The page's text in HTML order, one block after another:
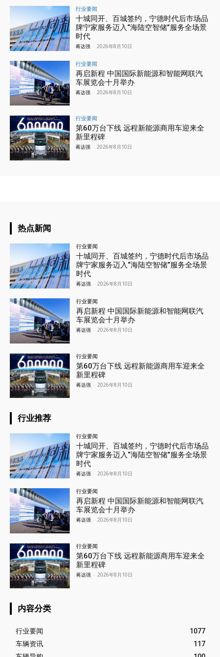
行业要闻
十城同开、百城签约，宁德时代后市场品
牌宁家服务迈入“海陆空智储”服务全场景
时代
蒋达强 - 2026年8月10日
行业要闻
再启新程 中国国际新能源和智能网联汽
车展览会十月举办
蒋达强 - 2026年8月10日
行业要闻
第60万台下线 远程新能源商用车迎来全
新里程碑
蒋达强 - 2026年8月10日
热点新闻
行业要闻
十城同开、百城签约，宁德时代后市场品
牌宁家服务迈入“海陆空智储”服务全场景
时代
蒋达强 - 2026年8月10日
行业要闻
再启新程 中国国际新能源和智能网联汽
车展览会十月举办
蒋达强 - 2026年8月10日
行业要闻
第60万台下线 远程新能源商用车迎来全
新里程碑
蒋达强 - 2026年8月10日
行业推荐
行业要闻
十城同开、百城签约，宁德时代后市场品
牌宁家服务迈入“海陆空智储”服务全场景
时代
蒋达强 - 2026年8月10日
行业要闻
再启新程 中国国际新能源和智能网联汽
车展览会十月举办
蒋达强 - 2026年8月10日
行业要闻
第60万台下线 远程新能源商用车迎来全
新里程碑
蒋达强 - 2026年8月10日
内容分类
行业要闻
1077
车辆资讯
117